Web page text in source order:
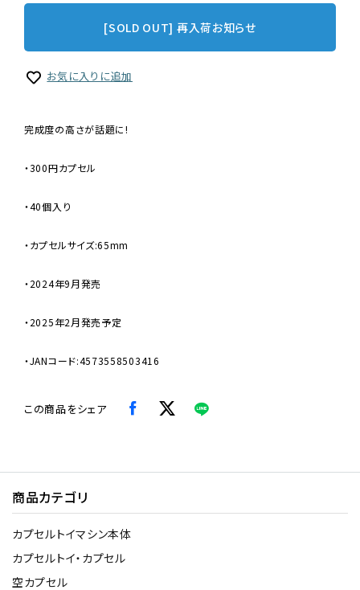
[SOLD OUT] 再入荷お知らせ
お気に入りに追加
完成度の高さが話題に!
・300円カプセル
・40個入り
・カプセルサイズ:65mm
・2024年9月発売
・2025年2月発売予定
・JANコード:4573558503416
この商品をシェア
商品カテゴリ
カプセルトイマシン本体
カプセルトイ・カプセル
空カプセル